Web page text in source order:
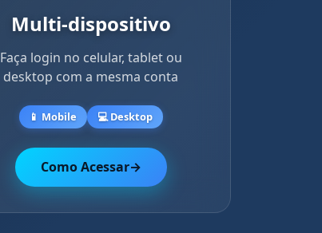
Multi-dispositivo
Faça login no celular, tablet ou
desktop com a mesma conta
📱 Mobile 💻 Desktop
Como Acessar→